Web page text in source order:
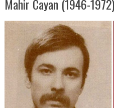
Mahir Cayan (1946-